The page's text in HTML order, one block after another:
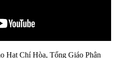
Hạt Chí Hòa, Tổng Giáo Phận